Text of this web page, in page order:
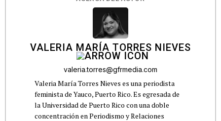
VALERIA MARÍA TORRES NIEVES
valeria.torres@gfrmedia.com
Valeria María Torres Nieves es una periodista
feminista de Yauco, Puerto Rico. Es egresada de
la Universidad de Puerto Rico con una doble
concentración en Periodismo y Relaciones